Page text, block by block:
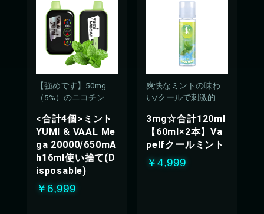
【強めです】50mg
（5%）のニコチン濃
<合計4個>ミント
YUMI & VAAL Me
ga 20000/650mA
h16ml使い捨て(D
isposable)
￥6,999
爽快なミントの味わ
い/クールで刺激的な
G%)
3mg☆合計120ml
【60ml×2本】Va
pelfクールミント
￥4,999